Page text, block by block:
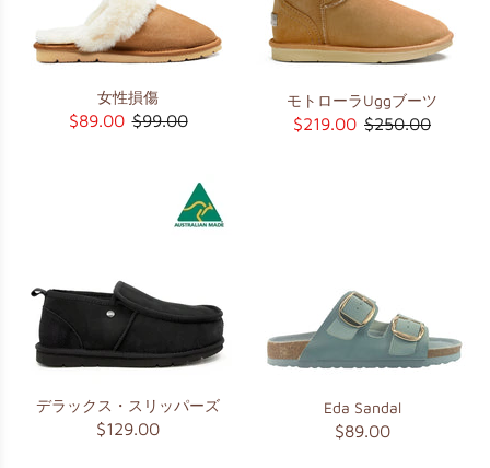
女性損傷
$89.00 $99.00
モトローラUggブーツ
$219.00 $250.00
デラックス・スリッパーズ
$129.00
Eda Sandal
$89.00